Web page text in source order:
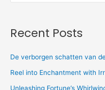
Recent Posts
De verborgen schatten van
Reel into Enchantment with
Unleashing Fortune’s